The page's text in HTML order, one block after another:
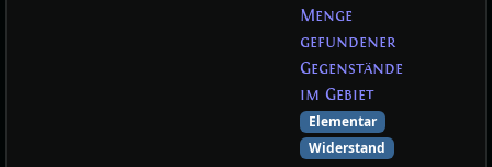
Menge
gefundener
Gegenstände
im Gebiet
Elementar
Widerstand